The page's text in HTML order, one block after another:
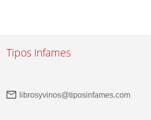
Tipos Infames
librosyvinos@tiposinfames.com